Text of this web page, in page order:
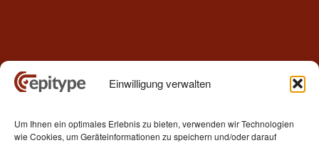
Einwilligung verwalten
Um Ihnen ein optimales Erlebnis zu bieten, verwenden wir Technologien
wie Cookies, um Geräteinformationen zu speichern und/oder darauf
Kontakt
Epitype GmbH